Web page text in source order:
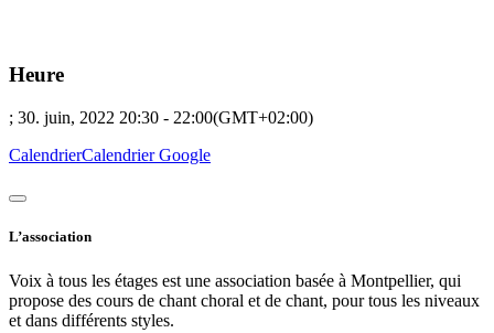
Heure
; 30. juin, 2022 20:30 - 22:00(GMT+02:00)
CalendrierCalendrier Google
L’association
Voix à tous les étages est une association basée à Montpellier, qui
propose des cours de chant choral et de chant, pour tous les niveaux
et dans différents styles.